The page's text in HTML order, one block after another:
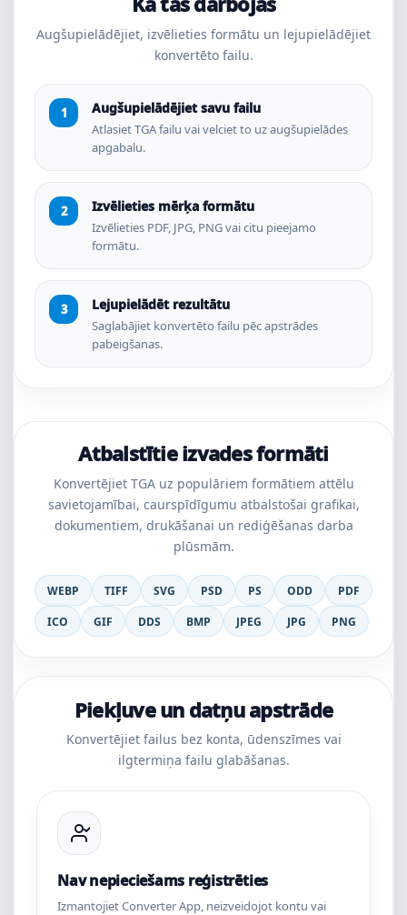
Augšupielādējiet, izvēlieties formātu un lejupielādējiet
konvertēto failu.
Augšupielādējiet savu failu
Atlasiet TGA failu vai velciet to uz augšupielādes
apgabalu.
Izvēlieties mērķa formātu
Izvēlieties PDF, JPG, PNG vai citu pieejamo
formātu.
Lejupielādēt rezultātu
Saglabājiet konvertēto failu pēc apstrādes
pabeigšanas.
Atbalstītie izvades formāti
Konvertējiet TGA uz populāriem formātiem attēlu
savietojamībai, caurspīdīgumu atbalstošai grafikai,
dokumentiem, drukāšanai un rediģēšanas darba
plūsmām.
WEBP TIFF SVG PSD PS ODD
PDF
ICO
GIF DDS BMP JPEG JPG PNG
Piekļuve un datņu apstrāde
Konvertējiet failus bez konta, ūdenszīmes vai
ilgtermiņa failu glabāšanas.
Nav nepieciešams reģistrēties
Izmantojiet Converter App, neizveidojot kontu vai